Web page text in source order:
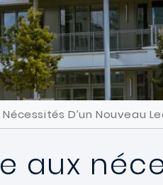
D’un Nouveau
aux